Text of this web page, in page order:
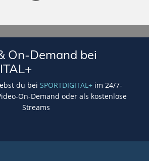
Lade SPORTDIGITAL+ Mediathek
On-Demand bei
du bei SPORTDIGITAL+im 24/7-
On-Demand oder als kostenlose
Streams